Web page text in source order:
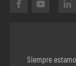
Siempre